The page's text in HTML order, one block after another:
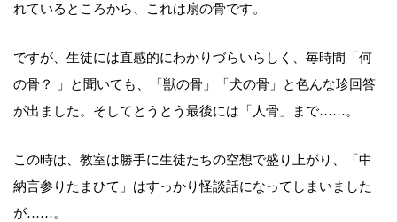
れているところから、これは扇の骨です。
ですが、生徒には直感的にわかりづらいらしく、毎時間「何
の骨？ 」と聞いても、「獣の骨」「犬の骨」と色んな珍回答
が出ました。そしてとうとう最後には「人骨」まで……。
この時は、教室は勝手に生徒たちの空想で盛り上がり、「中
納言参りたまひて」はすっかり怪談話になってしまいました
が……。